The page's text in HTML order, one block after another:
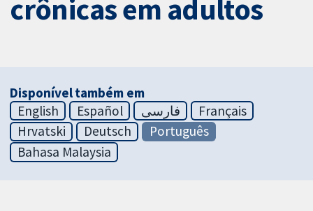
crônicas em adultos
Disponível também em
English
Español فارسی
Français
Hrvatski
Deutsch
Português
Bahasa Malaysia